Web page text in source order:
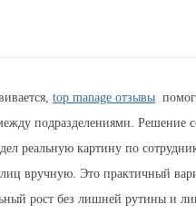
top manage отзывы
подразделениями. Решение
реальную картину по
вручную. Это практичный
рост без лишней рутины и